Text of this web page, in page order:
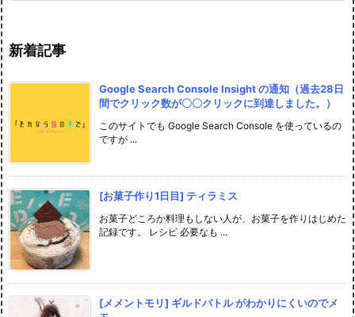
新着記事
Google Search Console Insight の通知（過去28日
間でクリック数が〇〇クリックに到達しました。）
このサイトでも Google Search Console を使っているの
ですが ...
[お菓子作り1日目] ティラミス
お菓子どころか料理もしない人が、お菓子を作りはじめた
記録です。 レシピ 必要なも ...
[メメントモリ] ギルドバトル がわかりにくいのでメ